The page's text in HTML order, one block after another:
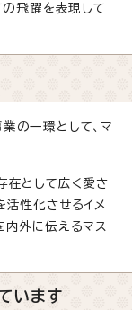
飛躍を表現して
の一環として、マ
在として広く愛さ
活性化させるイメ
内外に伝えるマス
います